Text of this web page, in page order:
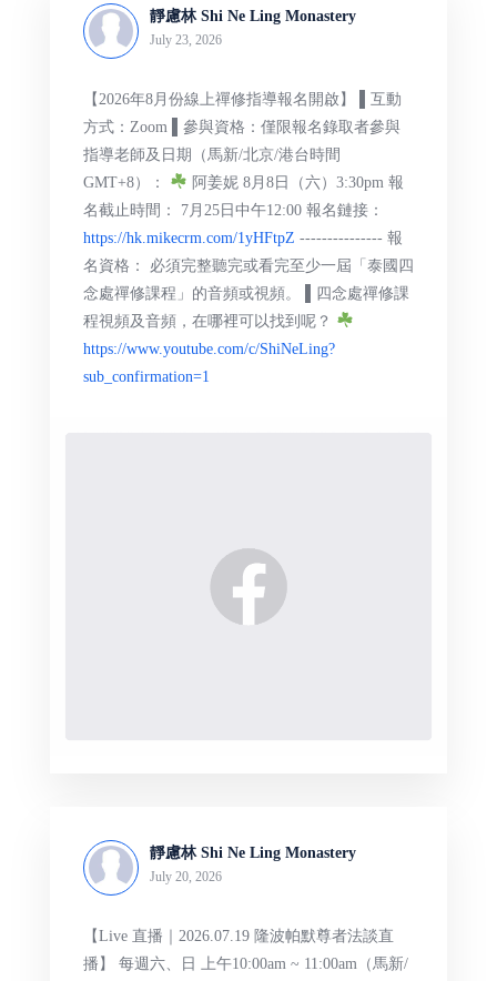
靜慮林 Shi Ne Ling Monastery
July 23, 2026
【2026年8月份線上禪修指導報名開啟】 ▌互動
方式：Zoom ▌參與資格：僅限報名錄取者參與
指導老師及日期（馬新/北京/港台時間
GMT+8）：
阿姜妮 8月8日（六）3:30pm 報
名截止時間： 7月25日中午12:00 報名鏈接：
https://hk.mikecrm.com/1yHFtpZ --------------- 報
名資格： 必須完整聽完或看完至少一屆「泰國四
念處禪修課程」的音頻或視頻。 ▌四念處禪修課
程視頻及音頻，在哪裡可以找到呢？
https://www.youtube.com/c/ShiNeLing?
sub_confirmation=1
靜慮林 Shi Ne Ling Monastery
July 20, 2026
【Live 直播｜2026.07.19 隆波帕默尊者法談直
播】 每週六、日 上午10:00am ~ 11:00am（馬新/